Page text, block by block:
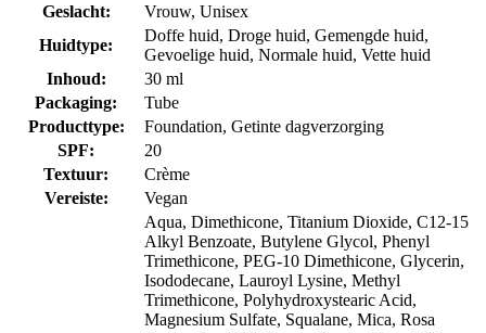
Geslacht:
Vrouw, Unisex
Huidtype:
Doffe huid, Droge huid, Gemengde huid,
Gevoelige huid, Normale huid, Vette huid
Inhoud:
30 ml
Packaging:
Tube
Producttype:
Foundation, Getinte dagverzorging
SPF:
20
Textuur:
Crème
Vereiste:
Vegan
Aqua, Dimethicone, Titanium Dioxide, C12-15
Alkyl Benzoate, Butylene Glycol, Phenyl
Trimethicone, PEG-10 Dimethicone, Glycerin,
Isododecane, Lauroyl Lysine, Methyl
Trimethicone, Polyhydroxystearic Acid,
Magnesium Sulfate, Squalane, Mica, Rosa